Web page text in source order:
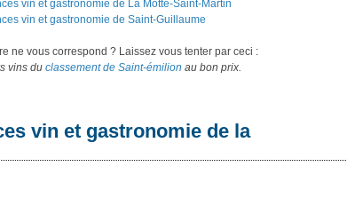
vin et gastronomie de La Motte-Saint-Martin
vin et gastronomie de Saint-Guillaume
ne vous correspond ? Laissez vous tenter par ceci :
vins du classement de Saint-émilion au bon prix.
vin et gastronomie de la